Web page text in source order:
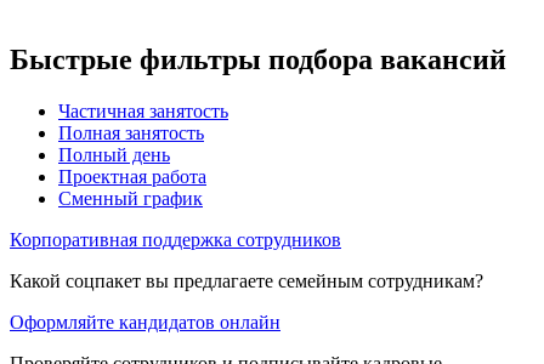
Быстрые фильтры подбора вакансий
Частичная занятость
Полная занятость
Полный день
Проектная работа
Сменный график
Корпоративная поддержка сотрудников
Какой соцпакет вы предлагаете семейным сотрудникам?
Оформляйте кандидатов онлайн